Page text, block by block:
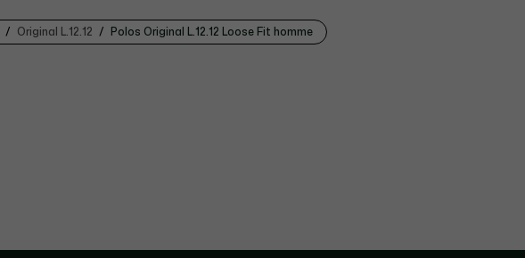
Original L.12.12 Polos Original L.12.12 Loose Fit homme